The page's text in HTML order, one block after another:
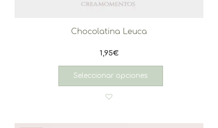
Chocolatina Leuca
1,95€
Seleccionar opciones